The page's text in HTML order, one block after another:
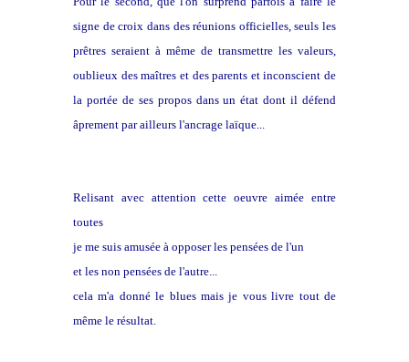
signe de croix dans des réunions officielles, seuls les
prêtres seraient à même de transmettre les valeurs
oublieux des maîtres et des parents et inconscient de
la portée de ses propos dans un état dont il défend
âprement par ailleurs l'ancrage laïque...
Relisant avec attention cette oeuvre aimée entre
toutes
je me suis amusée à opposer les pensées de l'un
et les non pensées de l'autre...
cela m'a donné le blues mais je vous livre tout de
même le résultat.